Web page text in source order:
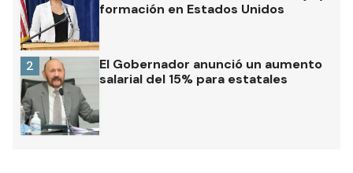
formación en Estados Unidos
El Gobernador anunció un aumento
salarial del 15% para estatales
2